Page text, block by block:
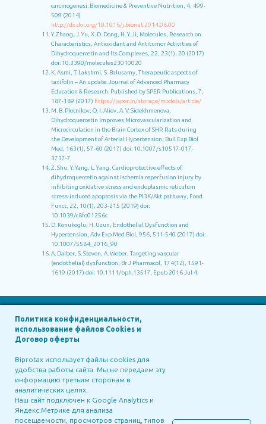
carcinogenesi. Biomedicine & Preventive Nutrition, 4, 499-
509 (2014)
http://dx.doi.org/10.1016/j.bionut.2014.08.00
Y. Zhang, J. Yu, X. D. Dong, H. Y. Ji, Molecules, Research on
Characteristics, Antioxidant and Antitumor Activities of
Dihydroquercetin and Its Complexes, 22, 23(1), 20 (2017)
doi: 10.3390/molecules23010020
K. Asmi, T. Lakshmi, S. Balusamy, Therapeutic aspects of
taxifolin – An update. Journal of Advanced Pharmacy
Education & Research. Published by SPER Publications, 7,
187-189 (2017) https://japer.in/storage/models/article/
M. B. Plotnikov, O. I. Aliev, A. V. Sidekhmenova,
Dihydroquercetin Improves Microvascularization and
Microcirculation in the Brain Cortex of SHR Rats during
the Development of Arterial Hypertension, Bull Exp Biol
Med, 163(1), 57-60 (2017) doi: 10.1007/s10517-017-
3737-7
Z. Shu, Y. Yang, L. Yang, Cardioprotective effects of
dihydroquercetin against ischemia reperfusion injury by
inhibiting oxidative stress and endoplasmic reticulum
stress-induced apoptosis via the PI3K/Akt pathway, Food
Funct, 22, 10(1), 203-215 (2019) doi:
10.1039/c8fo01256c
D. Konukoglu, H. Uzun, Endothelial Dysfunction and
Hypertension, Adv Exp Med Biol, 956, 511-540 (2017) doi:
10.1007/5584_2016_90
A. Daiber, S. Steven, A. Weber, Targeting vascular
(endothelial) dysfunction, Br J Pharmacol, 174(12), 1591-
1619 (2017) doi: 10.1111/bph.13517. Epub 2016 Jul 4.
Biprotax, LLC
BIPROTAX GROUP ©2025
Siberian Technologies
in Georgia
Политика конфиденциальности,
использование файлов Cookies и
Договор оферты
Biprotax использует файлы cookies для
удобства работы сайта. Мы не передаем эту
информацию третьим сторонам в
аналитических целях.
Наш сайт подключен к Google Analytics и
Яндекс.Метрике для анализа
посещаемости, просмотров страниц, типов